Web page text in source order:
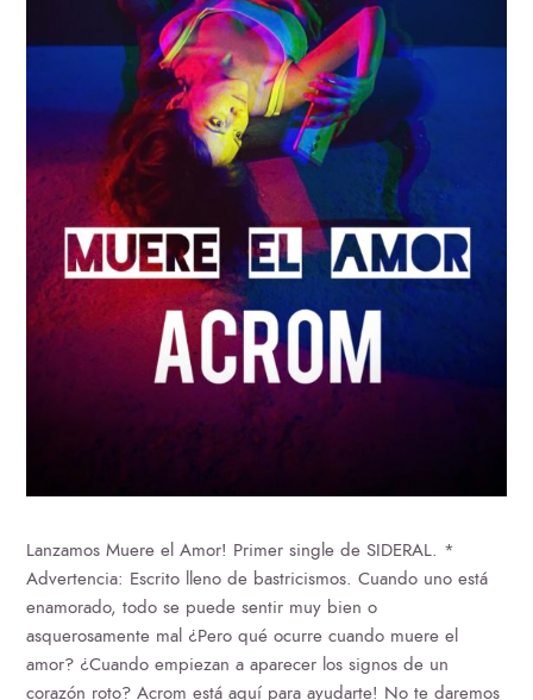
Lanzamos Muere el Amor! Primer single de SIDERAL. *
Advertencia: Escrito lleno de bastricismos. Cuando uno está
enamorado, todo se puede sentir muy bien o
asquerosamente mal ¿Pero qué ocurre cuando muere el
amor? ¿Cuando empiezan a aparecer los signos de un
corazón roto? Acrom está aquí para ayudarte! No te daremos